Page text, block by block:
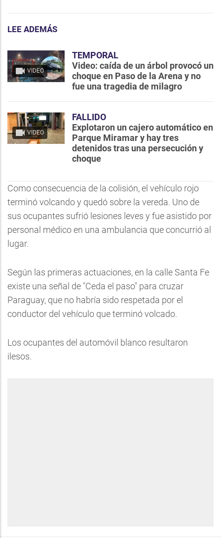
LEE ADEMÁS
VIDEO
TEMPORAL
Video: caída de un árbol provocó un
choque en Paso de la Arena y no
fue una tragedia de milagro
VIDEO
FALLIDO
Explotaron un cajero automático en
Parque Miramar y hay tres
detenidos tras una persecución y
choque
Como consecuencia de la colisión, el vehículo rojo
terminó volcando y quedó sobre la vereda. Uno de
sus ocupantes sufrió lesiones leves y fue asistido por
personal médico en una ambulancia que concurrió al
lugar.
Según las primeras actuaciones, en la calle Santa Fe
existe una señal de "Ceda el paso" para cruzar
Paraguay, que no habría sido respetada por el
conductor del vehículo que terminó volcado.
Los ocupantes del automóvil blanco resultaron
ilesos.